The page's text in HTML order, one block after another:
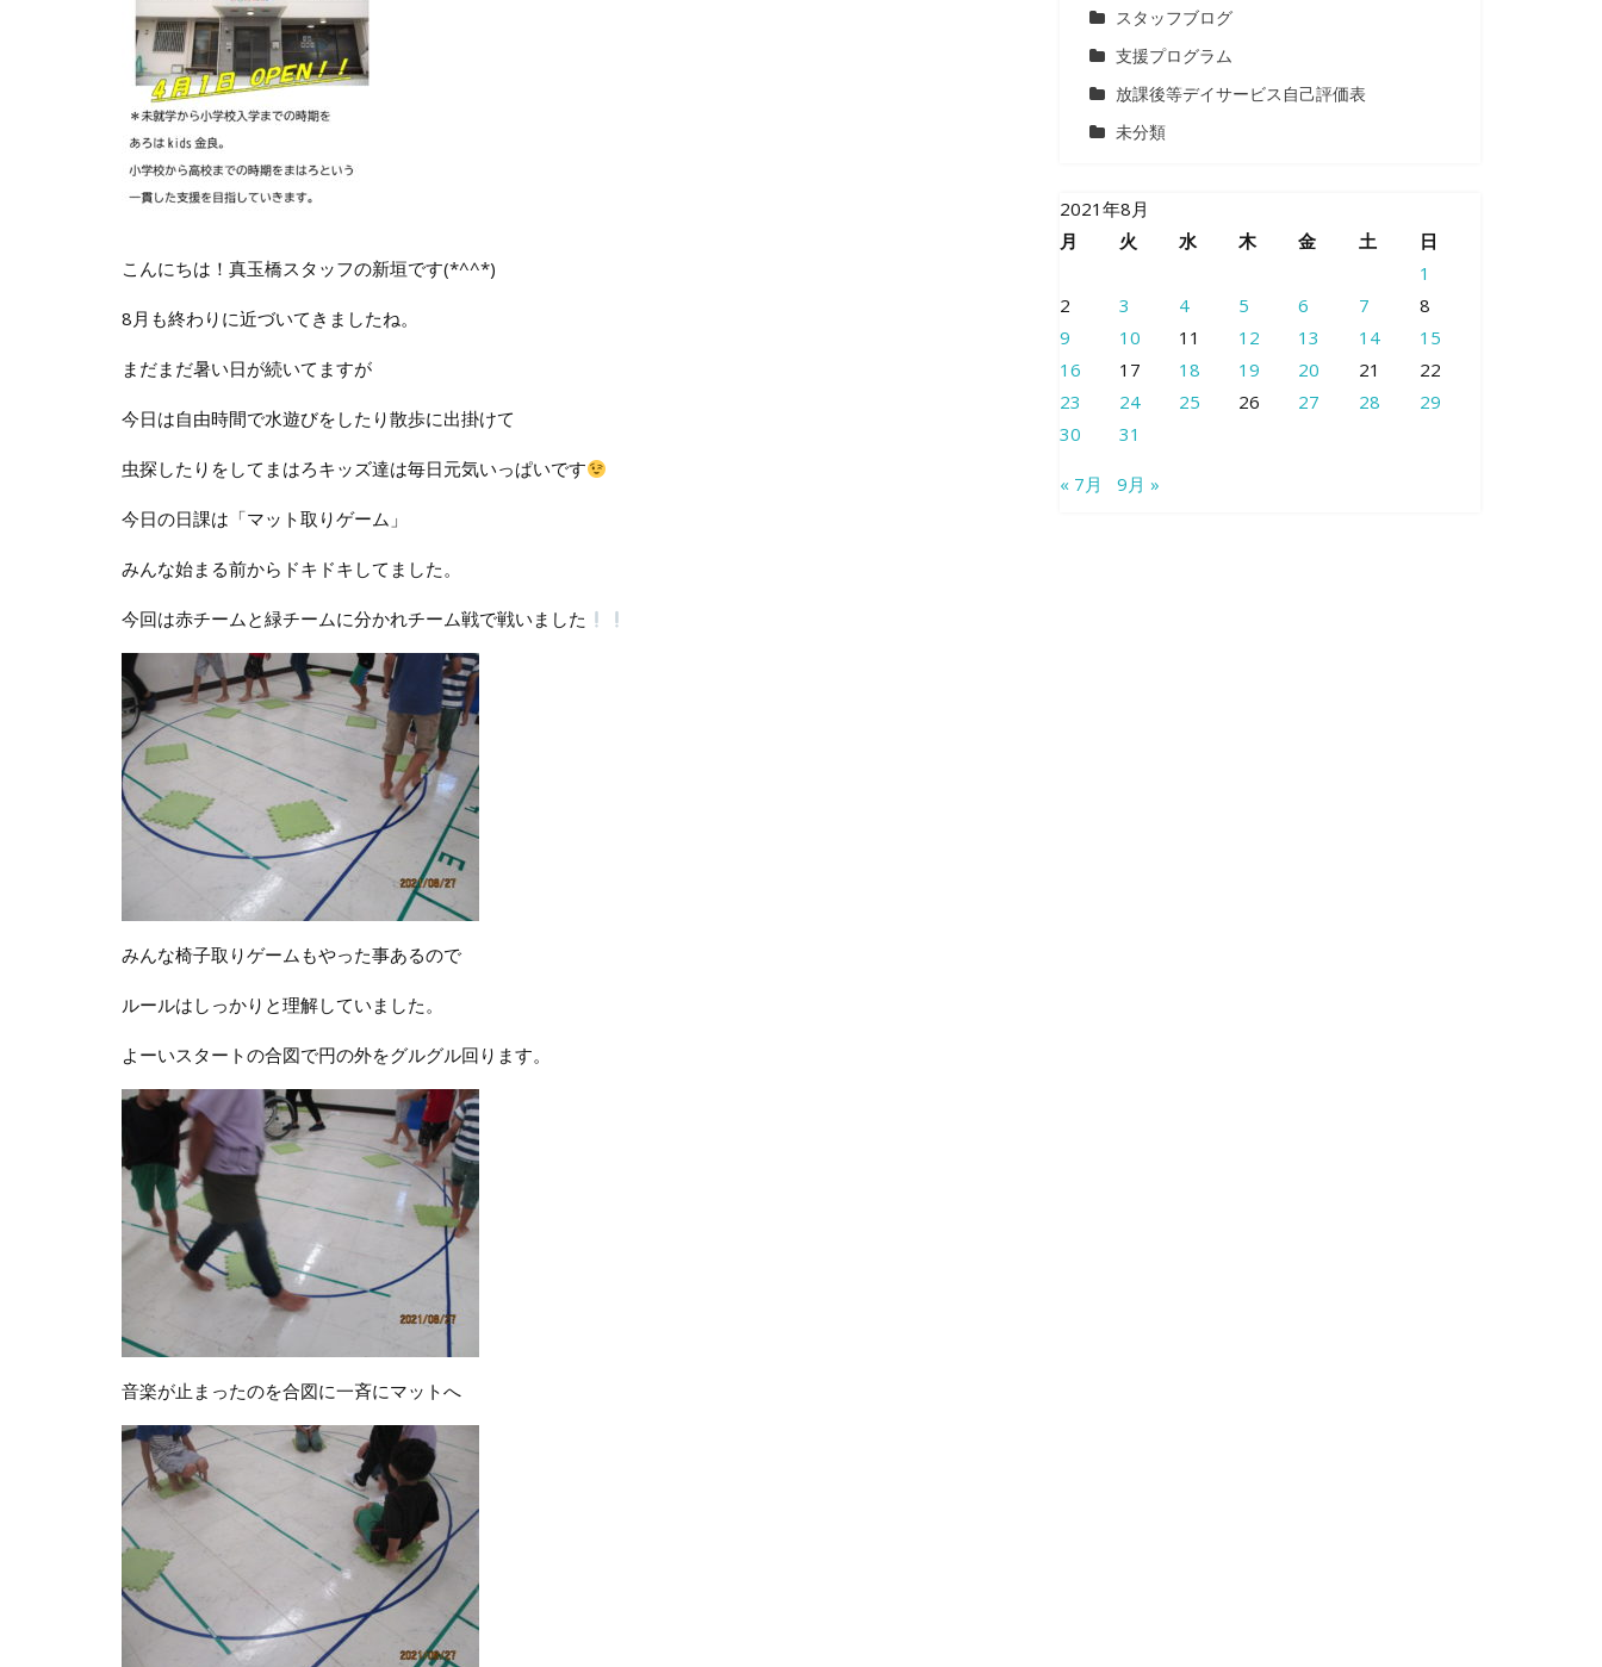
こんにちは！真玉橋スタッフの新垣です(*^^*)
8月も終わりに近づいてきましたね。
まだまだ暑い日が続いてますが
今日は自由時間で水遊びをしたり散歩に出掛けて
虫探したりをしてまはろキッズ達は毎日元気いっぱいです
今日の日課は「マット取りゲーム」
みんな始まる前からドキドキしてました。
今回は赤チームと緑チームに分かれチーム戦で戦いました
みんな椅子取りゲームもやった事あるので
ルールはしっかりと理解していました。
よーいスタートの合図で円の外をグルグル回ります。
音楽が止まったのを合図に一斉にマットへ
スタッフブログ
支援プログラム
放課後等デイサービス自己評価表
未分類
2021年8月
月
火 水 木 金 土
日
1
2
3 4 5 6 7
8
9
10 11 12 13 14
15
16
17 18 19 20 21
22
23
24 25 26 27 28
29
30
31
« 7月 9月 »